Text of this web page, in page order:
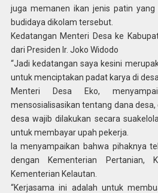
juga memanen ikan jenis patin
budidaya dikolam tersebut.
Kedatangan Menteri Desa ke
dari Presiden Ir. Joko Widodo
“Jadi kedatangan saya kesini
untuk menciptakan padat karya di
Menteri Desa Eko,
mensosialisasikan tentang dana
desa wajib dilakukan secara
untuk membayar upah pekerja.
Ia menyampaikan bahwa pihaknya
dengan Kementerian Pertanian,
Kementerian Kelautan.
“Kerjasama ini adalah untuk